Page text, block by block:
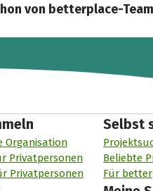
von betterplace-
Organisation
Privatpersonen
Privatpersonen
Selbst
Beliebte
Für